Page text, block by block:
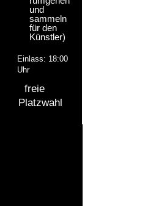
und
sammeln
für den
Künstler)
Einlass: 18:00
Uhr
freie
Platzwahl